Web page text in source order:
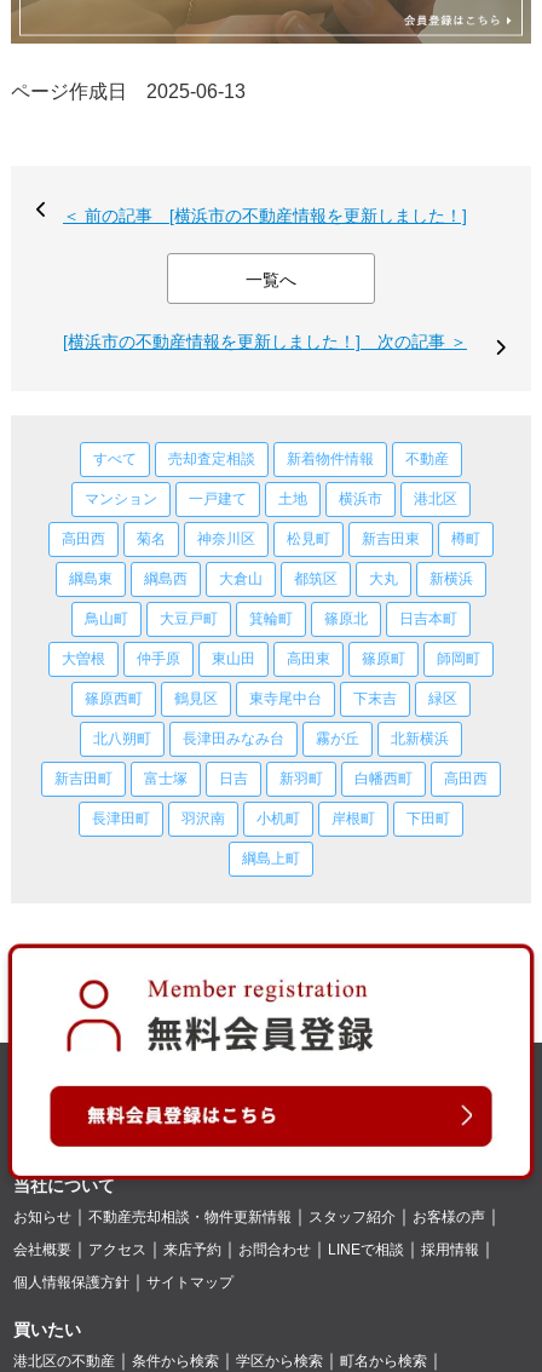
ページ作成日 2025-06-13
＜ 前の記事 [横浜市の不動産情報を更新しました！]
一覧へ
[横浜市の不動産情報を更新しました！] 次の記事 ＞
すべて 売却査定相談 新着物件情報 不動産
マンション 一戸建て 土地 横浜市 港北区
高田西 菊名 神奈川区 松見町 新吉田東 樽町
綱島東 綱島西 大倉山 都筑区 大丸 新横浜
鳥山町 大豆戸町 箕輪町 篠原北 日吉本町
大曽根 仲手原 東山田 高田東 篠原町 師岡町
篠原西町 鶴見区 東寺尾中台 下末吉 緑区
北八朔町 長津田みなみ台 霧が丘 北新横浜
新吉田町 富士塚 日吉 新羽町 白幡西町 高田西
長津田町 羽沢南 小机町 岸根町 下田町
綱島上町
当社について
お知らせ 不動産売却相談・物件更新情報 スタッフ紹介
お客様の声
会社概要
アクセス 来店予約 お問合わせ LINEで相談
採用情報
個人情報保護方針
サイトマップ
買いたい
港北区の不動産 条件から検索 学区から検索
町名から検索